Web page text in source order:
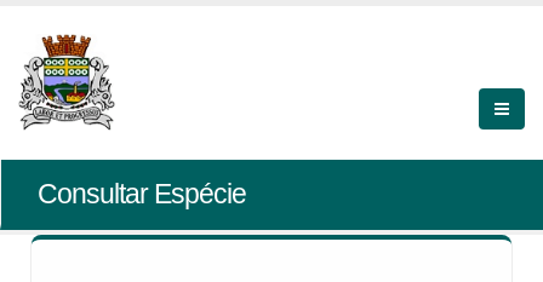
Consultar Espécie